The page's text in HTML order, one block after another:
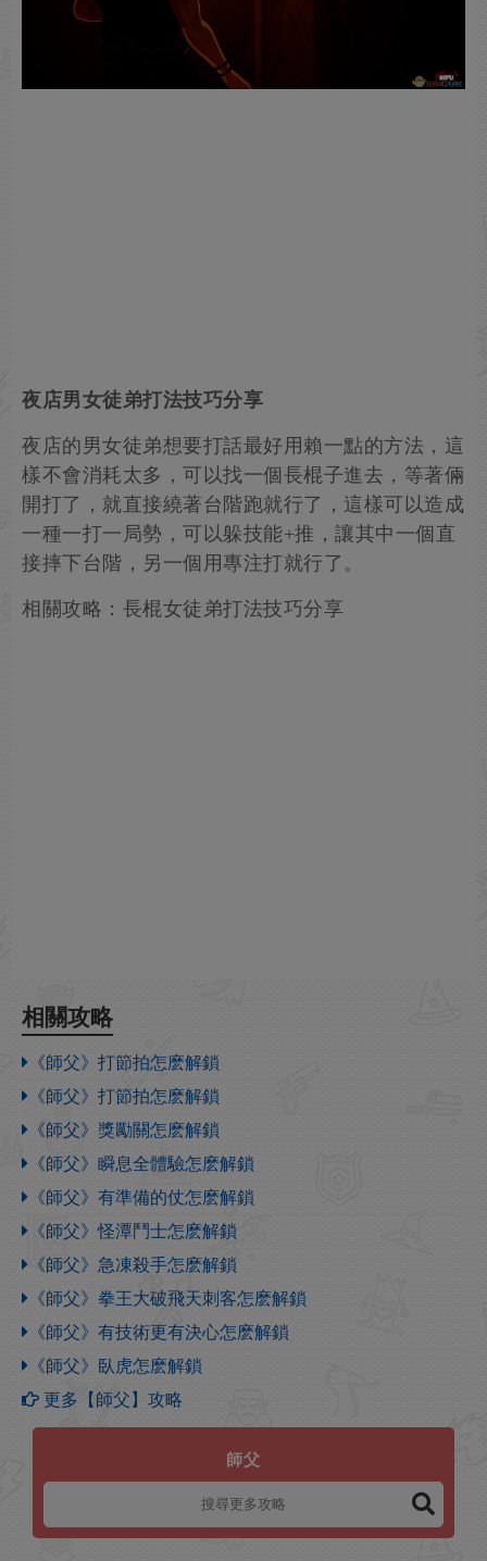
夜店男女徒弟打法技巧分享
夜店的男女徒弟想要打話最好用賴一點的方法，這
樣不會消耗太多，可以找一個長棍子進去，等著倆
開打了，就直接繞著台階跑就行了，這樣可以造成
一種一打一局勢，可以躲技能+推，讓其中一個直
接摔下台階，另一個用專注打就行了。
相關攻略：長棍女徒弟打法技巧分享
相關攻略
《師父》打節拍怎麽解鎖
《師父》打節拍怎麽解鎖
《師父》獎勵關怎麽解鎖
《師父》瞬息全體驗怎麽解鎖
《師父》有準備的仗怎麽解鎖
《師父》怪潭鬥士怎麽解鎖
《師父》急凍殺手怎麽解鎖
《師父》拳王大破飛天刺客怎麽解鎖
《師父》有技術更有決心怎麽解鎖
《師父》臥虎怎麽解鎖
更多【師父】攻略
師父